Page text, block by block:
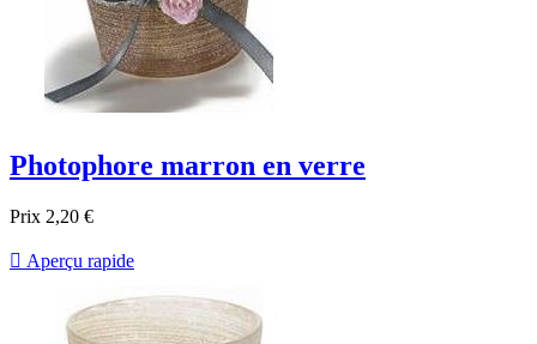
Photophore marron en verre
Prix 2,20 €
 Aperçu rapide